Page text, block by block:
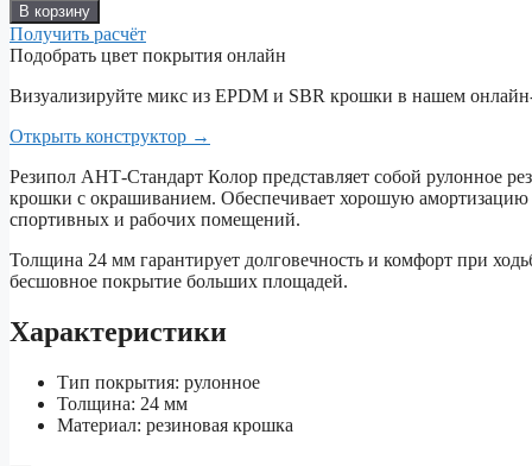
В корзину
Получить расчёт
Подобрать цвет покрытия онлайн
Визуализируйте микс из EPDM и SBR крошки в нашем
Открыть конструктор →
Резипол АНТ-Стандарт Колор представляет собой рулонное
крошки с окрашиванием. Обеспечивает хорошую амортизацию
спортивных и рабочих помещений.
Толщина 24 мм гарантирует долговечность и комфорт при
бесшовное покрытие больших площадей.
Характеристики
Тип покрытия: рулонное
Толщина: 24 мм
Материал: резиновая крошка